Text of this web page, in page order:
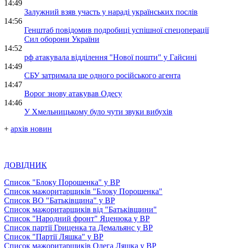
14:49
Залужний взяв участь у нараді українських послів
14:56
Генштаб повідомив подробиці успішної спецоперації
Сил оборони України
14:52
рф атакувала відділення "Нової пошти" у Гайсині
14:49
СБУ затримала ще одного російського агента
14:47
Ворог знову атакував Одесу
14:46
У Хмельницькому було чути звуки вибухів
+ архів новин
ДОВІДНИК
Список "Блоку Порошенка" у ВР
Список мажоритарщиків "Блоку Порошенка"
Список ВО "Батьківщина" у ВР
Список мажоритарщиків від "Батьківщини"
Список "Народний фронт" Яценюка у ВР
Список партії Гриценка та Демальянс у ВР
Список "Партії Ляшка" у ВР
Список мажоритарщиків Олега Ляшка у ВР